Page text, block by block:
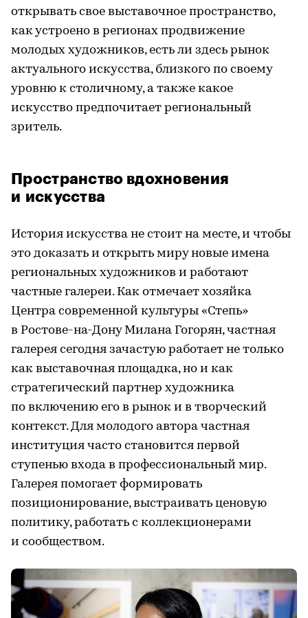
открывать свое выставочное пространство,
как устроено в регионах продвижение
молодых художников, есть ли здесь рынок
актуального искусства, близкого по своему
уровню к столичному, а также какое
искусство предпочитает региональный
зритель.
Пространство вдохновения
и искусства
История искусства не стоит на месте, и чтобы
это доказать и открыть миру новые имена
региональных художников и работают
частные галереи. Как отмечает хозяйка
Центра современной культуры «Степь»
в Ростове-на-Дону Милана Гогорян, частная
галерея сегодня зачастую работает не только
как выставочная площадка, но и как
стратегический партнер художника
по включению его в рынок и в творческий
контекст. Для молодого автора частная
институция часто становится первой
ступенью входа в профессиональный мир.
Галерея помогает формировать
позиционирование, выстраивать ценовую
политику, работать с коллекционерами
и сообществом.